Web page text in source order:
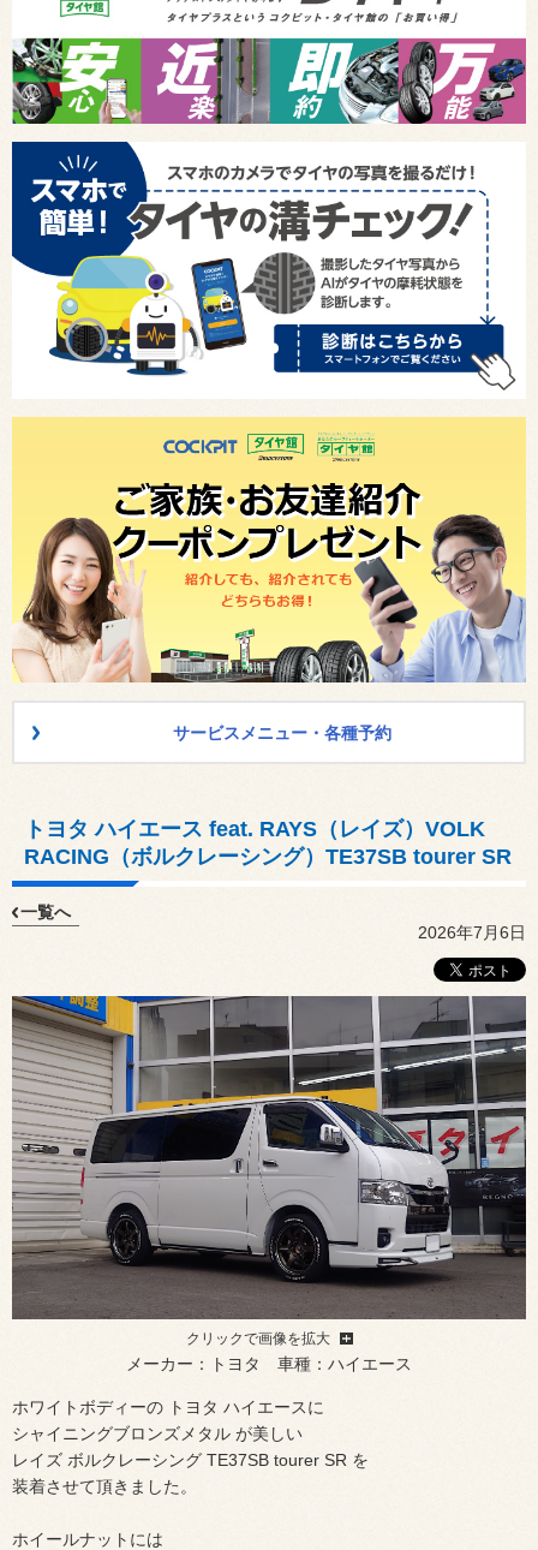
サービスメニュー・各種予約
トヨタ ハイエース feat. RAYS（レイズ）VOLK
RACING（ボルクレーシング）TE37SB tourer SR
一覧へ
2026年7月6日
クリックで画像を拡大
メーカー：トヨタ 車種：ハイエース
ホワイトボディーの トヨタ ハイエースに
シャイニングブロンズメタル が美しい
レイズ ボルクレーシング TE37SB tourer SR を
装着させて頂きました。
ホイールナットには